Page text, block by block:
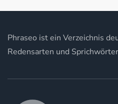
Phraseo ist ein Verzeichnis
Redensarten und